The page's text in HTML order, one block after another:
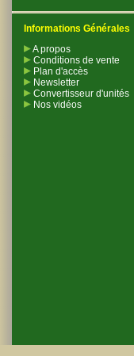
Informations Générales
A propos
Conditions de vente
Plan d'accès
Newsletter
Convertisseur d'unités
Nos vidéos